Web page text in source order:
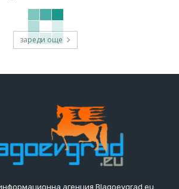
зареди още
агенция Blagoevgrad.eu